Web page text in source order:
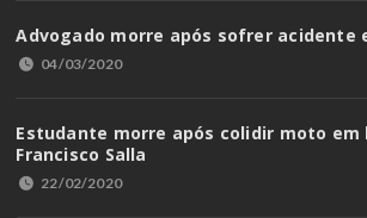
Advogado morre após sofrer acidente
04/03/2020
Estudante morre após colidir moto em
Francisco Salla
22/02/2020